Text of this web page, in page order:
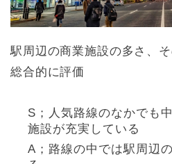
駅周辺の商業施設の多さ、
総合的に評価
S；人気路線のなかでも
施設が充実している
A；路線の中では駅周辺